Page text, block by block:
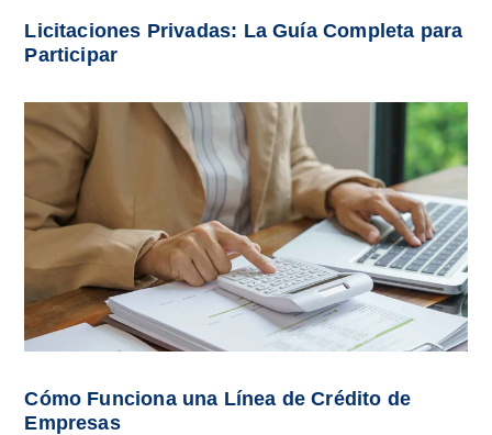
Licitaciones Privadas: La Guía Completa para
Participar
Cómo Funciona una Línea de Crédito de
Empresas